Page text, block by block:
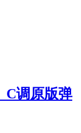
C调原版弹